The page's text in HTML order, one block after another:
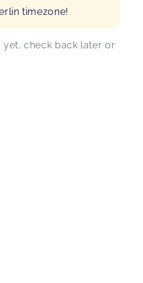
timezone!
yet, check back later or